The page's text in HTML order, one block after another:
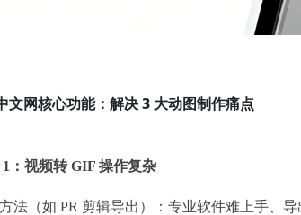
文网核心功能：解决 3 大动图制作痛点
：视频转 GIF 操作复杂
法（如 PR 剪辑导出）：专业软件难上手、